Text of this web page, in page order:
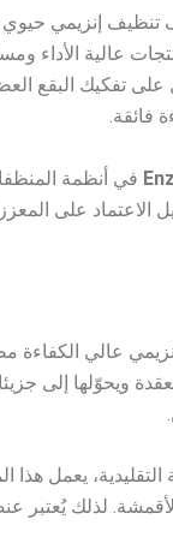
إنزيمي حيوي
عالية الأداء
على تفكيك البقع
فائقة.
في أنظمة
على
عالي الكفاءة
ويحوّلها إلى
التقليدية، يعمل
لذلك يُعتبر